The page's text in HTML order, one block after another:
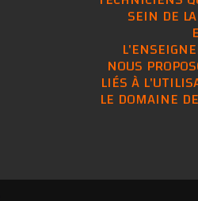
SEIN DE
NOUS
LIÉS À
LE DOMAINE